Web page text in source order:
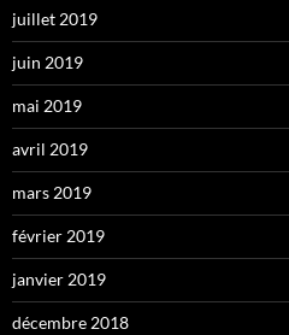
juillet 2019
juin 2019
mai 2019
avril 2019
mars 2019
février 2019
janvier 2019
décembre 2018